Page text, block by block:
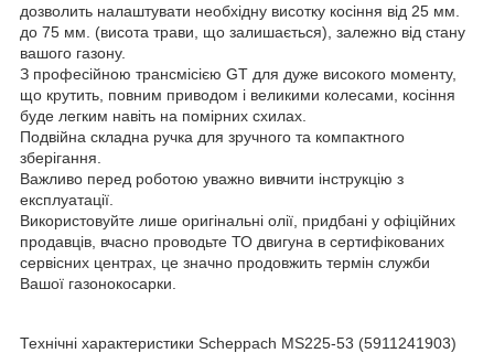
дозволить налаштувати необхідну висотку косіння від 25 мм.
до 75 мм. (висота трави, що залишається), залежно від стану
вашого газону.
З професійною трансмісією GT для дуже високого моменту,
що крутить, повним приводом і великими колесами, косіння
буде легким навіть на помірних схилах.
Подвійна складна ручка для зручного та компактного
зберігання.
Важливо перед роботою уважно вивчити інструкцію з
експлуатації.
Використовуйте лише оригінальні олії, придбані у офіційних
продавців, вчасно проводьте ТО двигуна в сертифікованих
сервісних центрах, це значно продовжить термін служби
Вашої газонокосарки.
Технічні характеристики Scheppach MS225-53 (5911241903)